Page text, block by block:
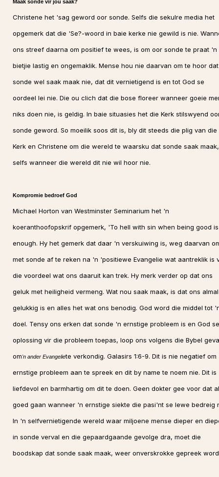
Maak sonde vir jou saak?
Christene het 'sag geword oor sonde. Selfs die sekulre media het
opgemerk dat die 'Se?-woord in baie kerke nie gewild is nie.
ons streef daarna om positief te wees, is om oor sonde te praat 'n
bietjie lastig en ongemaklik. Mense hou nie daarvan om te hoor dat
sonde wel saak maak nie, dat dit vernietigend is en tot God se
oordeel lei nie. Die ou clich dat die bose floreer wanneer goeie
niks doen nie, is geldig. In baie situasies het die Kerk stilswyend
sonde geword. So moeilik soos dit is, bly dit steeds die plig van die
Kerk en Christene om die wereld te waarsku dat sonde saak maak,
selfs wanneer die wereld dit nie wil hoor nie.
Kompromie bedroef God
Michael Horton van Westminster Seminarium het 'n
koeranthoofopskrif opgemerk, 'To hell with sin when being good is
enough. Hy het gemerk dat daar 'n verskuiwing is, weg daarvan
met sonde af te reken na 'n 'positiewe Evangelie wat aantreklik is
die voordeel wat ons daaruit kan trek. Hy merk verder op dat ons
geluk met heiligheid vermeng. Wat nou saak maak, is dat ons almal
gelukkig is en alles het wat ons benodig. God word die middel tot
doel. Tensy ons erken dat sonde 'n ernstige probleem is en God se
oplossing vir die probleem toepas, loop ons volgens die Bybel
om'n ander Evangeliete verkondig. Galasirs 1:6-9. Dit is nie negatief om
ernstige probleem aan te spreek en dit by name te noem nie. Dit is
liefdevol en barmhartig om dit te doen. Geen dokter gee voor dat
goed gaan wanneer 'n ernstige siekte die pasi'nt se lewe bedreig
In 'n selfvernietigende wereld waar miljoene mense dieper en
in sonde verval en die gepaardgaande gevolge dra, moet die
boodskap dat sonde saak maak, weer onverskrokke gepreek